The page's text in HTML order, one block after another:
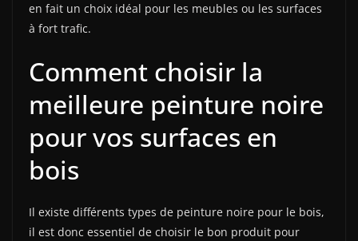
en fait un choix idéal pour les meubles ou les surfaces
à fort trafic.
Comment choisir la
meilleure peinture noire
pour vos surfaces en
bois
Il existe différents types de peinture noire pour le bois,
il est donc essentiel de choisir le bon produit pour